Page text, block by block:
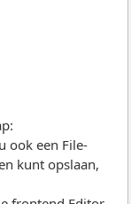
ook een File-
kunt opslaan,